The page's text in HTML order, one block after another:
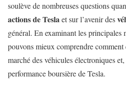
soulève de nombreuses questions
actions de Teslaet sur l’avenir des
général. En examinant les principales
pouvons mieux comprendre
marché des véhicules électroniques
performance boursière de Tesla.